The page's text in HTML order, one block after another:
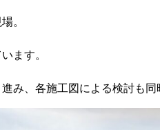
。
ます。
み、各施工図による検討も同